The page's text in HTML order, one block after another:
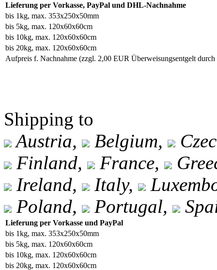
Lieferung per Vorkasse, PayPal und DHL-Nachnahme
bis 1kg, max. 353x250x50mm
bis 5kg, max. 120x60x60cm
bis 10kg, max. 120x60x60cm
bis 20kg, max. 120x60x60cm
Aufpreis f. Nachnahme (zzgl. 2,00 EUR Überweisungsentgelt
Shipping to
Austria,
Belgium,
Finland,
France,
Ireland,
Italy,
Poland,
Portugal,
Lieferung per Vorkasse und PayPal
bis 1kg, max. 353x250x50mm
bis 5kg, max. 120x60x60cm
bis 10kg, max. 120x60x60cm
bis 20kg, max. 120x60x60cm